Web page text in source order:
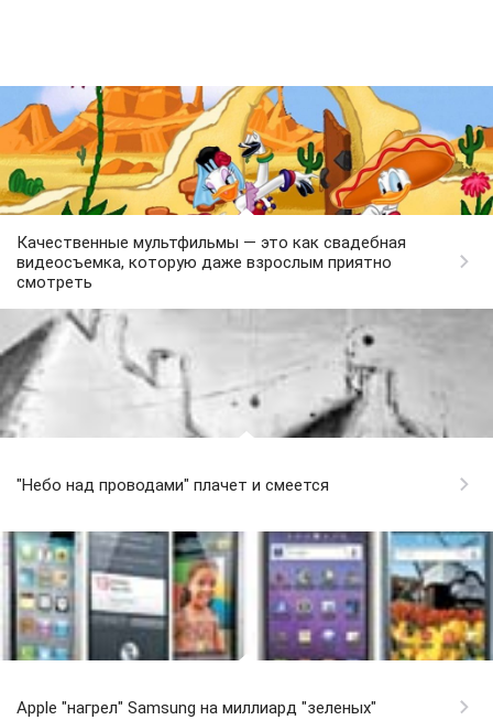
Качественные мультфильмы — это как свадебная
видеосъемка, которую даже взрослым приятно
смотреть
"Небо над проводами" плачет и смеется
Apple "нагрел" Samsung на миллиард "зеленых"